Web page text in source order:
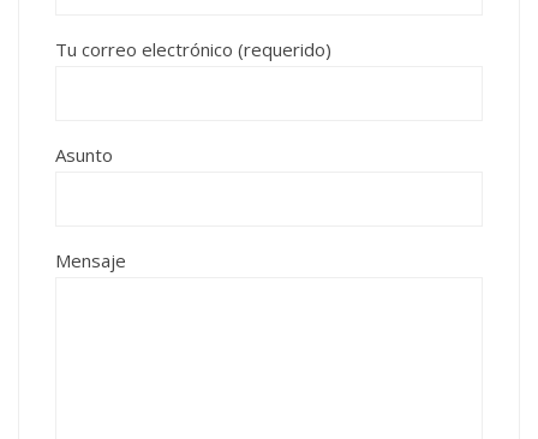
Tu correo electrónico (requerido)
Asunto
Mensaje